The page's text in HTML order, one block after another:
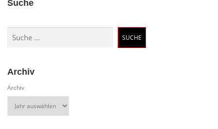
Suche
SUCHE
Archiv
Archiv